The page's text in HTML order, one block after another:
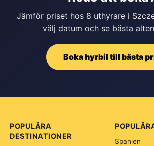
Jämför priset hos 8 uthyrare i
välj datum och se bästa
Boka hyrbil till bästa
POPULÄRA
DESTINATIONER
Spanien